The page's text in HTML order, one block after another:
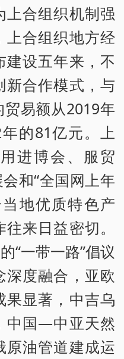
上合组织机制强
上合组织地方经
建设五年来，不
新合作模式，与
贸易额从2019年
的81亿元。上
进博会、服贸
和“全国网上年
地优质特色产
来日益密切。
“一带一路”倡议
度融合，亚欧
果显著，中吉乌
中国—中亚天然
原油管道建成运